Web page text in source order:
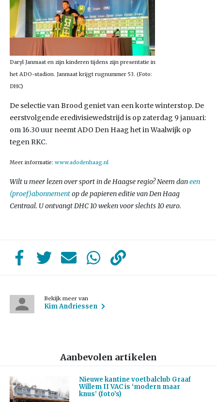
Daryl Janmaat en zijn kinderen tijdens zijn presentatie in
het ADO-stadion. Janmaat krijgt rugnummer 53. (Foto:
DHC)
De selectie van Brood geniet van een korte winterstop. De
eerstvolgende eredivisiewedstrijd is op zaterdag 9 januari:
om 16.30 uur neemt ADO Den Haag het in Waalwijk op
tegen RKC.
Meer informatie: www.adodenhaag.nl
Wilt u meer lezen over sport in de Haagse regio? Neem daneen
(proef)abonnementop de papieren editie van Den Haag
Centraal. U ontvangt DHC 10 weken voor slechts 10 euro.
Bekijk meer van
Kim Andriessen
Aanbevolen artikelen
Nieuwe kantine voetbalclub Graaf
Willem II VAC is ‘modern maar
knus’ (foto’s)